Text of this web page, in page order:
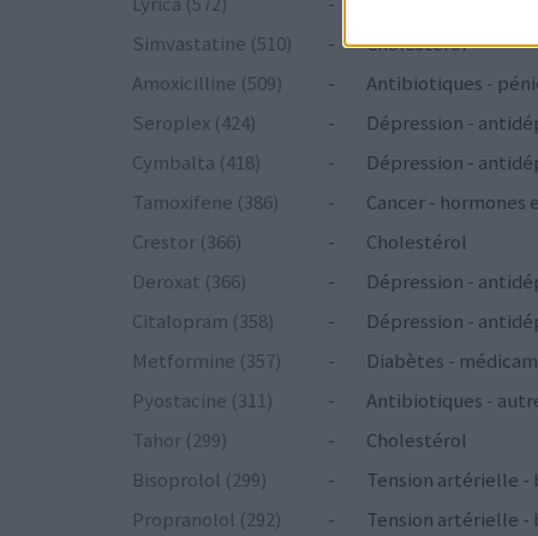
Simvastatine (510)
-
Cholestérol
Amoxicilline (509)
-
Antibiotiques -
Seroplex (424)
-
Dépression -
Cymbalta (418)
-
Dépression -
Tamoxifene (386)
-
Cancer - hormones
Crestor (366)
-
Cholestérol
Deroxat (366)
-
Dépression -
Citalopram (358)
-
Dépression -
Metformine (357)
-
Diabètes -
Pyostacine (311)
-
Antibiotiques -
Tahor (299)
-
Cholestérol
Bisoprolol (299)
-
Tension artérielle -
Propranolol (292)
-
Tension artérielle -